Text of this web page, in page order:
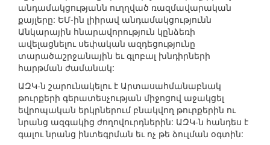
անդամակցությանն ուղղված ռազմավարական
քայլերը: ԵՄ-ին լիիրավ անդամակցությունն
Անկարային հնարավորություն կընձեռի
ավելացնելու սեփական ազդեցությունը
տարածաշրջանային եւ գլոբալ խնդիրների
հարթման ժամանակ:
ԱԶԿ-ն շարունակելու է Արտասահմանաբնակ
թուրքերի գերատեսչության միջոցով աջակցել
եվրոպական երկրներում բնակվող թուրքերին ու
նրանց ազգակից ժողովուրդներին: ԱԶԿ-ն հանդես է
գալու նրանց ինտեգրման եւ ոչ թե ձուլման օգտին: